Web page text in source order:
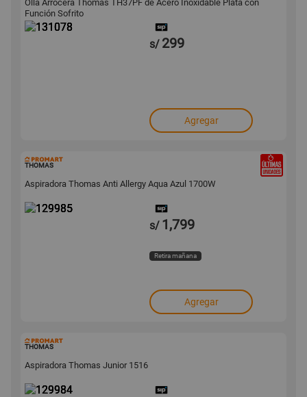
Olla Arrocera Thomas TH37PF de Acero Inoxidable Plata con
Función Sofrito
s/ 299
Agregar
THOMAS
Aspiradora Thomas Anti Allergy Aqua Azul 1700W
s/ 1,799
Retira mañana
Agregar
THOMAS
Aspiradora Thomas Junior 1516